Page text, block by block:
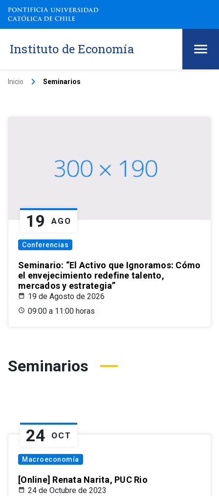
Instituto de Economía
Inicio keyboard_arrow_right Seminarios
19 AGO
Conferencias
Seminario: “El Activo que Ignoramos: Cómo
el envejecimiento redefine talento,
mercados y estrategia”
19 de Agosto de 2026
09:00 a 11:00 horas
Seminarios
24 OCT
Macroeconomía
[Online] Renata Narita, PUC Rio
24 de Octubre de 2023